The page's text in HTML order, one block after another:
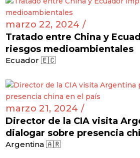
marzo 22, 2024 /
Tratado entre China y
riesgos medioambientales
Ecuador 🇪🇨
marzo 21, 2024 /
Director de la CIA visita
dialogar sobre presencia
Argentina 🇦🇷